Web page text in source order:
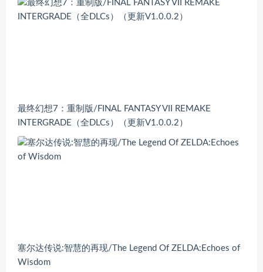
最终幻想7：重制版/FINAL FANTASY VII REMAKE
INTERGRADE（全DLCs）（更新V1.0.0.2）
塞尔达传说:智慧的再现/The Legend Of ZELDA:Echoes of
Wisdom